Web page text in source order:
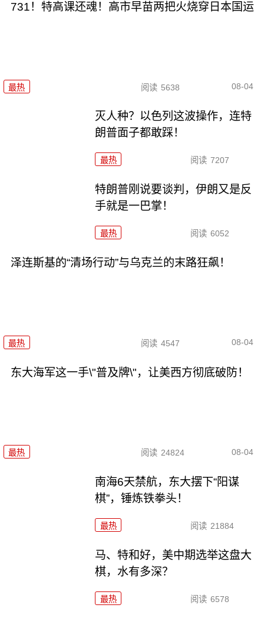
731！特高课还魂！高市早苗两把火烧穿日本国运
最热 阅读 5638 08-04
灭人种？以色列这波操作，连特
朗普面子都敢踩！
最热 阅读 7207
特朗普刚说要谈判，伊朗又是反
手就是一巴掌！
最热 阅读 6052
泽连斯基的“清场行动”与乌克兰的末路狂飙！
最热 阅读 4547 08-04
东大海军这一手\"普及牌\"，让美西方彻底破防！
最热 阅读 24824 08-04
南海6天禁航，东大摆下“阳谋
棋”，锤炼铁拳头！
最热 阅读 21884
马、特和好，美中期选举这盘大
棋，水有多深？
最热 阅读 6578